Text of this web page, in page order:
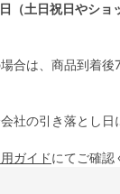
（土日祝日やショ
合は、商品到着
社の引き落とし日
ガイドにてご確認